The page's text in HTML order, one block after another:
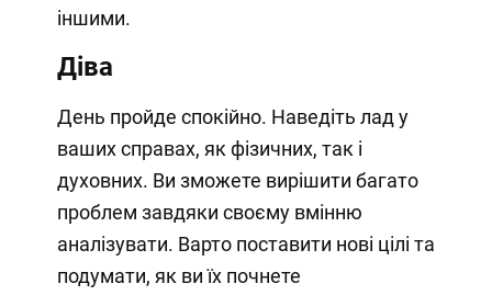
іншими.
Діва
День пройде спокійно. Наведіть лад у
ваших справах, як фізичних, так і
духовних. Ви зможете вирішити багато
проблем завдяки своєму вмінню
аналізувати. Варто поставити нові цілі та
подумати, як ви їх почнете